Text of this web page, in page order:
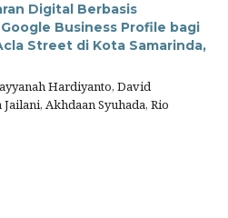
Digital Berbasis
Business Profile bagi
Street di Kota Samarinda,
Hardiyanto, David
Akhdaan Syuhada, Rio